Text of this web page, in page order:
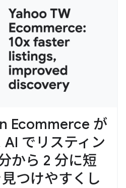
Ecommerce が
でリスティン
から 2 分に短
つけやすくし